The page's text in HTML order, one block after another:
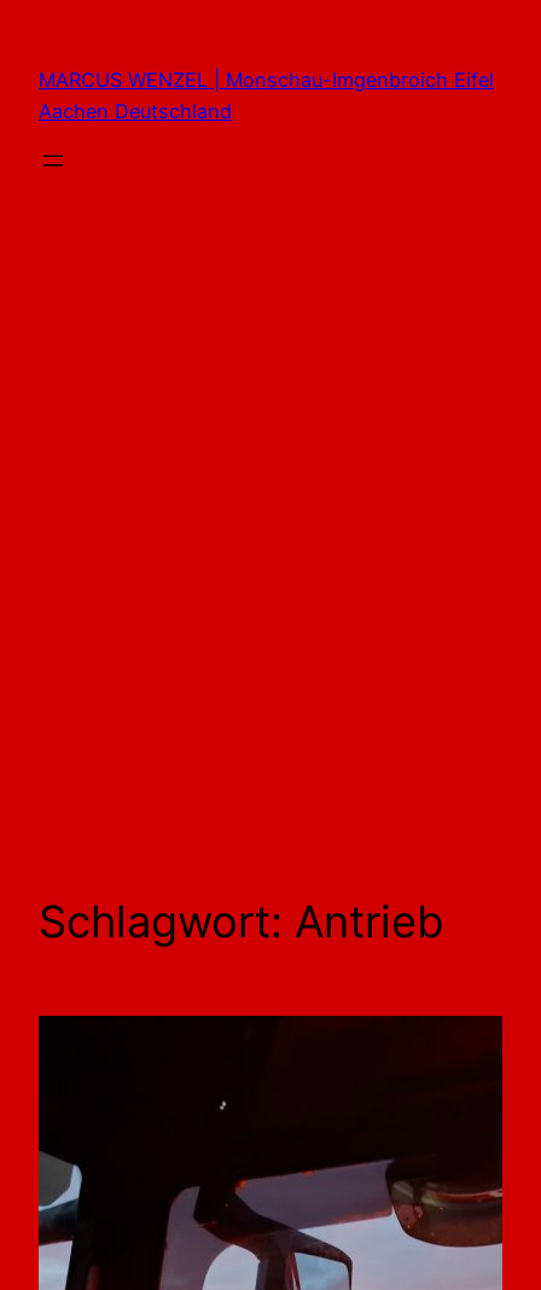
springen
MARCUS WENZEL | Monschau-Imgenbroich Eifel
Aachen Deutschland
Schlagwort: Antrieb